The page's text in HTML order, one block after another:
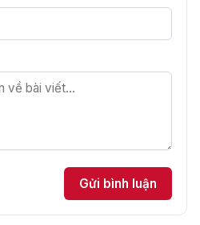
CẦU GIẤY
⏱ 3p